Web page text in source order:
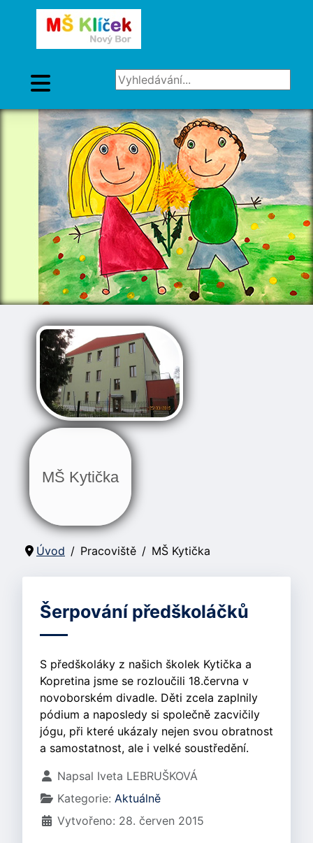
Vyhledávání...
MŠ Kytička
Úvod Pracoviště MŠ Kytička
Šerpování předškoláčků
S předškoláky z našich školek Kytička a
Kopretina jsme se rozloučili 18.června v
novoborském divadle. Děti zcela zaplnily
pódium a naposledy si společně zacvičily
jógu, při které ukázaly nejen svou obratnost
a samostatnost, ale i velké soustředění.
Základní údaje
Napsal Iveta LEBRUŠKOVÁ
Kategorie: Aktuálně
Vytvořeno: 28. červen 2015